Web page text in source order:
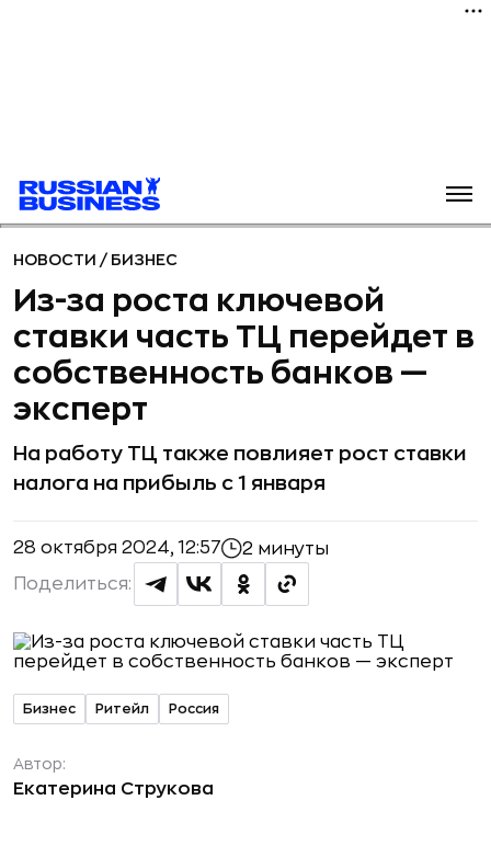
НОВОСТИ / БИЗНЕС
Из-за роста ключевой
ставки часть ТЦ перейдет в
собственность банков —
эксперт
На работу ТЦ также повлияет рост ставки
налога на прибыль с 1 января
28 октября 2024, 12:57 2 минуты
Поделиться:
Бизнес Ритейл Россия
Автор:
Екатерина Струкова